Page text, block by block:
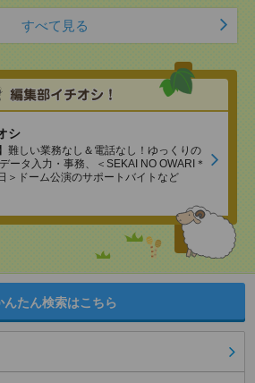
すべて見る
シ
難しい業務なし＆電話なし！ゆっくりの
ータ入力・事務、＜SEKAI NO OWARI＊
＞ドーム公演のサポートバイトなど
んたん検索はこちら